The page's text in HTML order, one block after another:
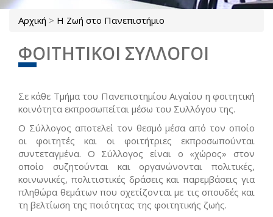
Είστε εδώ
Αρχική > Η Ζωή στο Πανεπιστήμιο
ΦΟΙΤΗΤΙΚΟΙ ΣΥΛΛΟΓΟΙ
Σε κάθε Τμήμα του Πανεπιστημίου Αιγαίου η φοιτητική
κοινότητα εκπροσωπείται μέσω του Συλλόγου της.
Ο Σύλλογος αποτελεί τον θεσμό μέσα από τον οποίο
οι φοιτητές και οι φοιτήτριες εκπροσωπούνται
συντεταγμένα. Ο Σύλλογος είναι ο «χώρος» στον
οποίο συζητούνται και οργανώνονται πολιτικές,
κοινωνικές, πολιτιστικές δράσεις και παρεμβάσεις για
πληθώρα θεμάτων που σχετίζονται με τις σπουδές και
τη βελτίωση της ποιότητας της φοιτητικής ζωής.